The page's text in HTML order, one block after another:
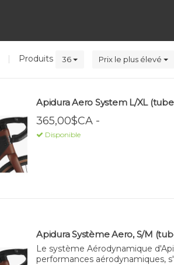
| Produits 36 Prix le plus élevé
Apidura Aero System L/XL
365,00$CA -
Disponible
Apidura Système Aero, S/M
Le système Aérodynamique
performances aérodynamiques,